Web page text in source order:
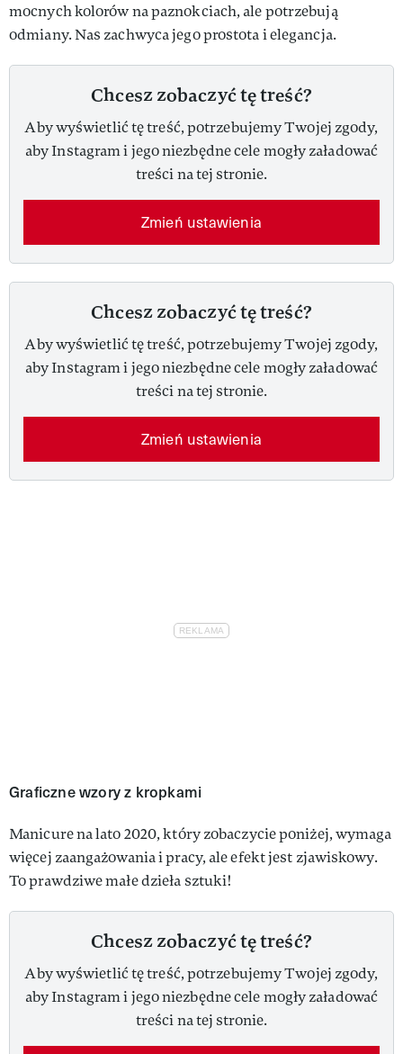
mocnych kolorów na paznokciach, ale potrzebują
odmiany. Nas zachwyca jego prostota i elegancja.
Chcesz zobaczyć tę treść?
Aby wyświetlić tę treść, potrzebujemy Twojej zgody,
aby Instagram i jego niezbędne cele mogły załadować
treści na tej stronie.
Zmień ustawienia
Chcesz zobaczyć tę treść?
Aby wyświetlić tę treść, potrzebujemy Twojej zgody,
aby Instagram i jego niezbędne cele mogły załadować
treści na tej stronie.
Zmień ustawienia
Graficzne wzory z kropkami
Manicure na lato 2020, który zobaczycie poniżej, wymaga
więcej zaangażowania i pracy, ale efekt jest zjawiskowy.
To prawdziwe małe dzieła sztuki!
Chcesz zobaczyć tę treść?
Aby wyświetlić tę treść, potrzebujemy Twojej zgody,
aby Instagram i jego niezbędne cele mogły załadować
treści na tej stronie.